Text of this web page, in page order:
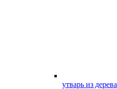
утварь из дерева